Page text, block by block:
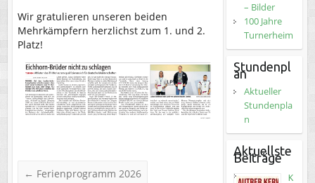
Wir gratulieren unseren beiden
Mehrkämpfern herzlichst zum 1. und 2.
Platz!
← Ferienprogramm 2026
– Bilder
100 Jahre
Turnerheim
Stundenpl
an
Aktueller
Stundenpla
n
Aktuellste
Beiträge
K